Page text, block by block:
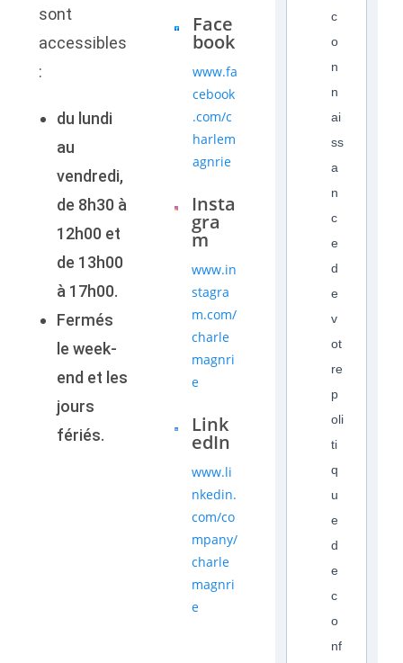
sont
accessibles
:
du lundi
au
vendredi,
de 8h30 à
12h00 et
de 13h00
à 17h00.
Fermés
le week-
end et les
jours
fériés.
Face
book
www.fa
cebook
.com/c
harlem
agnrie
Insta
gra
m
www.in
stagra
m.com/
charle
magnri
e
Link
edIn
www.li
nkedin.
com/co
mpany/
charle
magnri
e
c
o
n
n
ai
ss
a
n
c
e
d
e
v
ot
re
p
oli
ti
q
u
e
d
e
c
o
nf